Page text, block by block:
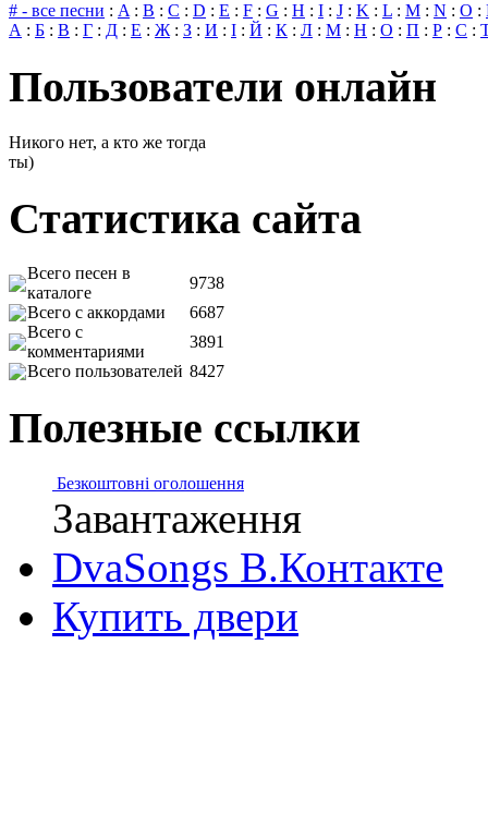
# - все песни : A: B : C : D : E : F : G : H : I : J : K : L : M : N : O :
А : Б : В : Г : Д : Е : Ж: З : И : І : Й : К : Л : М : Н : О : П : Р : С :
Пользователи онлайн
Никого нет, а кто же тогда
ты)
Статистика сайта
Всего песен в
каталоге
9738
Всего с аккордами
6687
Всего с
комментариями
3891
Всего пользователей 8427
Полезные ссылки
Безкоштовні оголошення
Завантаження
DvaSongs В.Контакте
Купить двери